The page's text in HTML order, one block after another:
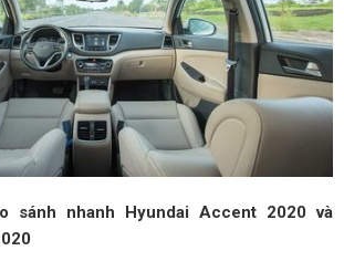
sánh nhanh Hyundai Accent 2020 và